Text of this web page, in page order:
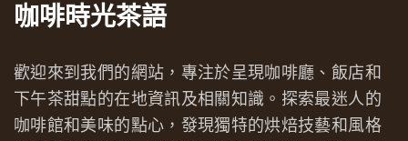
咖啡時光茶語
歡迎來到我們的網站，專注於呈現咖啡廳、飯店和
下午茶甜點的在地資訊及相關知識。探索最迷人的
咖啡館和美味的點心，發現獨特的烘焙技藝和風格